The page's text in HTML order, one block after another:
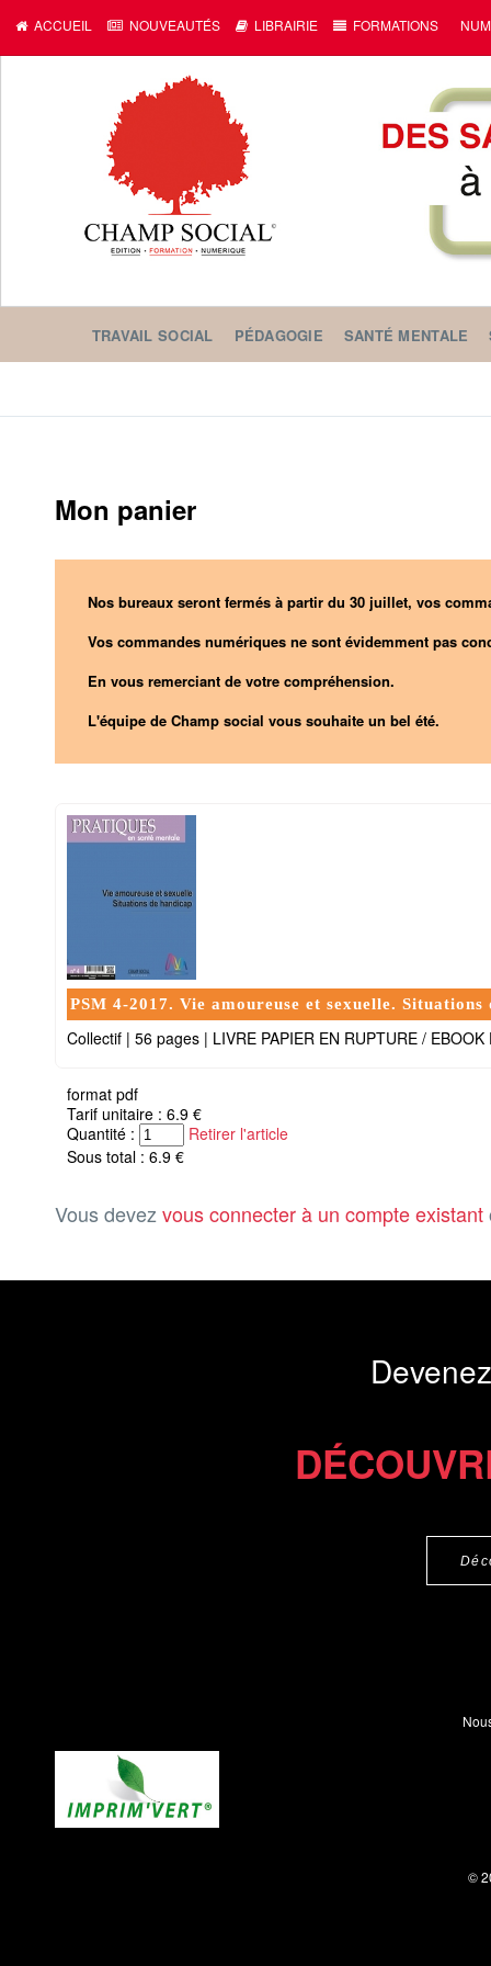
ACCUEIL NOUVEAUTÉS LIBRAIRIE FORMATIONS
TRAVAIL SOCIAL PÉDAGOGIE SANTÉ MENTALE
Mon panier
Nos bureaux seront fermés à partir du 30 juillet, vos
Vos commandes numériques ne sont évidemment pas
En vous remerciant de votre compréhension.
L'équipe de Champ social vous souhaite un bel été.
PSM 4-2017. Vie amoureuse et sexuelle. Situations
Collectif | 56 pages | LIVRE PAPIER EN RUPTURE / EBOOK
format pdf
Tarif unitaire : 6.9 €
Quantité :
Retirer l'article
Sous total : 6.9 €
Vous devez vous connecter à un compte existant
©